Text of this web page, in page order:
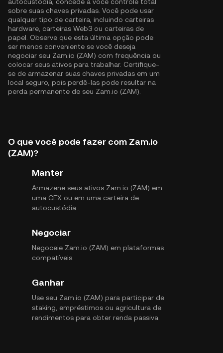
sobre suas chaves privadas. Você pode usar
qualquer tipo de carteira, incluindo carteiras
hardware, carteiras Web3 ou carteiras de
papel. Observe que esta última opção pode
ser menos conveniente se você deseja
negociar seu Zam.io (ZAM) com frequência ou
colocar seus ativos para trabalhar. Certifique-
se de armazenar suas chaves privadas em um
local seguro, pois perdê-las pode resultar na
perda permanente de seu Zam.io (ZAM).
O que você pode fazer com Zam.io
(ZAM)?
Manter
Armazene seus ativos Zam.io (ZAM) em
uma CEX ou em uma carteira de
autocustódia.
Negociar
Negoceie Zam.io (ZAM) em plataformas
compatíveis.
Ganhar
Use seu Zam.io (ZAM) para participar de
staking, empréstimos ou agricultura de
rendimentos para obter renda passiva.